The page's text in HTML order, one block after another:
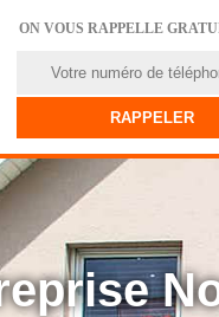
ON VOUS RAPPELLE